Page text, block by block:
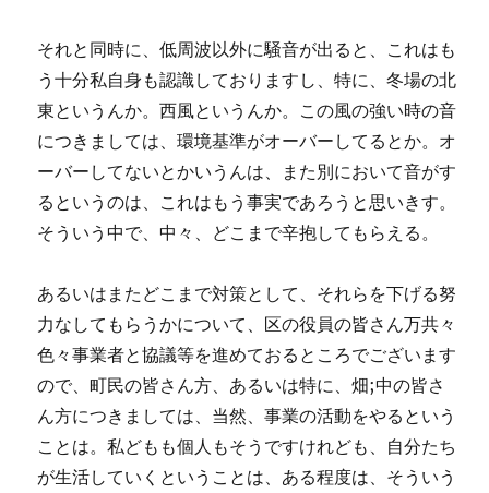
それと同時に、低周波以外に騒音が出ると、これはも
う十分私自身も認識しておりますし、特に、冬場の北
東というんか。西風というんか。この風の強い時の音
につきましては、環境基準がオーバーしてるとか。オ
ーバーしてないとかいうんは、また別において音がす
るというのは、これはもう事実であろうと思いきす。
そういう中で、中々、どこまで辛抱してもらえる。
あるいはまたどこまで対策として、それらを下げる努
力なしてもらうかについて、区の役員の皆さん万共々
色々事業者と協議等を進めておるところでございます
ので、町民の皆さん方、あるいは特に、畑;中の皆さ
ん方につきましては、当然、事業の活動をやるという
ことは。私どもも個人もそうですけれども、自分たち
が生活していくということは、ある程度は、そういう